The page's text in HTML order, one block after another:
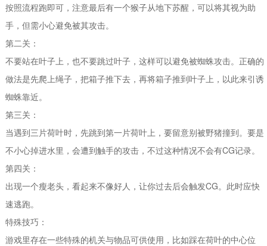
按照流程跑即可，注意最后有一个猴子从地下苏醒，可以将其视为助
手，但需小心避免被其攻击。
第二关：
不要站在叶子上，也不要跳过叶子，这样可以避免被蜘蛛攻击。正确的
做法是先爬上绳子，把箱子推下去，再将箱子推到叶子上，以此来引诱
蜘蛛靠近。
第三关：
当遇到三片荷叶时，先跳到第一片荷叶上，要留意别被野猪撞到。要是
不小心掉进水里，会遭到触手的攻击，不过这种情况不会有CG记录。
第四关：
出现一个瘦老头，看起来不像好人，让你过去后会触发CG。此时应快
速逃跑。
特殊技巧：
游戏里存在一些特殊的机关与物品可供使用，比如踩在荷叶的中心位